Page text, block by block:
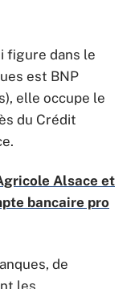
figure dans le
est BNP
elle occupe le
du Crédit
Alsace et
bancaire pro
de
les